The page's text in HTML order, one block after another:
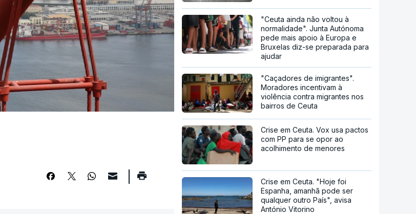
"Ceuta ainda não voltou à
normalidade". Junta Autónoma
pede mais apoio à Europa e
Bruxelas diz-se preparada para
ajudar
"Caçadores de imigrantes".
Moradores incentivam à
violência contra migrantes nos
bairros de Ceuta
Crise em Ceuta. Vox usa pactos
com PP para se opor ao
acolhimento de menores
Crise em Ceuta. "Hoje foi
Espanha, amanhã pode ser
qualquer outro País", avisa
António Vitorino